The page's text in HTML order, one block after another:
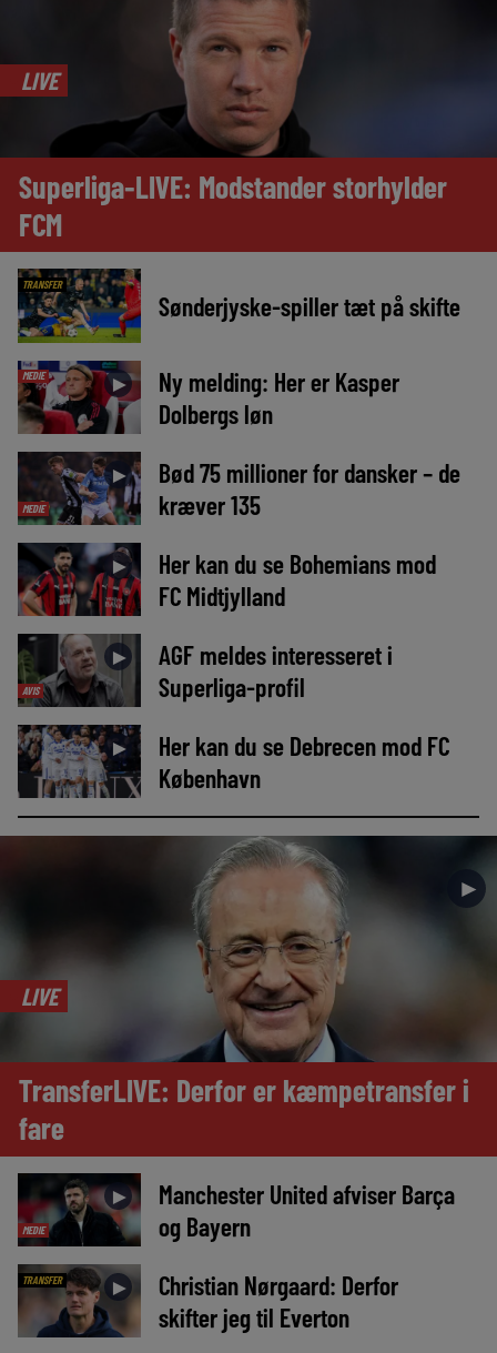
LIVE
Superliga-LIVE: Modstander storhylder
FCM
TRANSFER
Sønderjyske-spiller tæt på skifte
MEDIE ►
Ny melding: Her er Kasper
Dolbergs løn
MEDIE
►
Bød 75 millioner for dansker – de
kræver 135
►
Her kan du se Bohemians mod
FC Midtjylland
AVIS
►
AGF meldes interesseret i
Superliga-profil
►
Her kan du se Debrecen mod FC
København
►
LIVE
TransferLIVE: Derfor er kæmpetransfer i
fare
MEDIE
►
Manchester United afviser Barça
og Bayern
TRANSFER ►
Christian Nørgaard: Derfor
skifter jeg til Everton